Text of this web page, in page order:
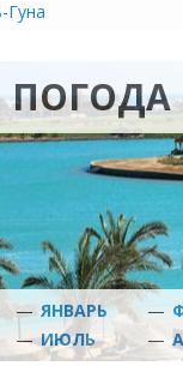
Гуна
ПОГОДА
—ЯНВАРЬ —
—ИЮЛЬ —